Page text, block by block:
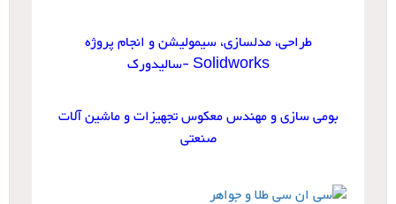
طراحی، مدلسازی، سیمولیشن و انجام پروژه
Solidworks -سالیدورک
بومی سازی و مهندس معکوس تجهیزات و ماشین آلات
صنعتی